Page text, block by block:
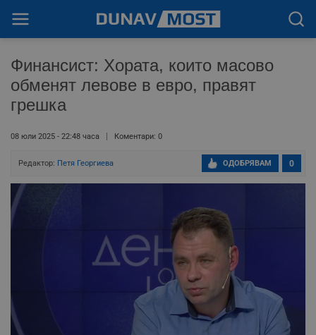
Финансист: Хората, които масово
обменят левове в евро, правят
грешка
08 юли 2025 - 22:48 часа Коментари: 0
Редактор: Петя Георгиева 0
ОДОБРЯВАМ